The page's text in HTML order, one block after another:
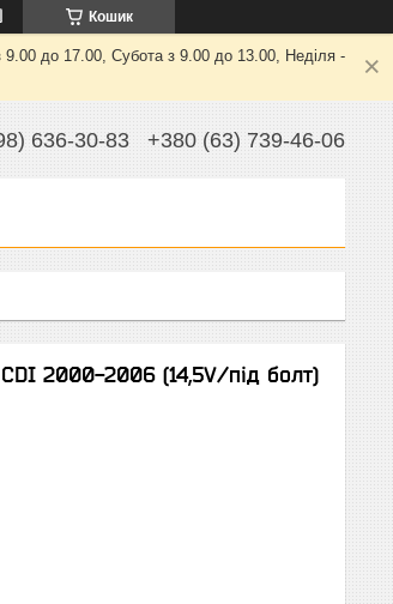
Кошик
до 17.00, Субота з 9.00 до 13.00, Неділя -
636-30-83 +380 (63) 739-46-06
2000-2006 (14,5V/під болт)